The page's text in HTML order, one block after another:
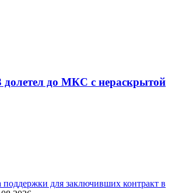
до МКС с нераскрытой
поддержки для заключивших контракт в